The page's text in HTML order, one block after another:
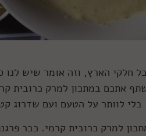
חלקי הארץ, וזה אומר שיש לנו
לוותר על הטעם ועם שדרוג
למרק כרובית קרמי. כבר